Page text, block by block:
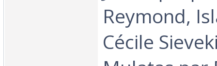
Reymond,
Cécile